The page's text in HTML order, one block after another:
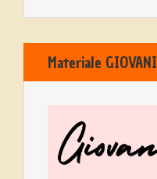
Materiale GIOVANI